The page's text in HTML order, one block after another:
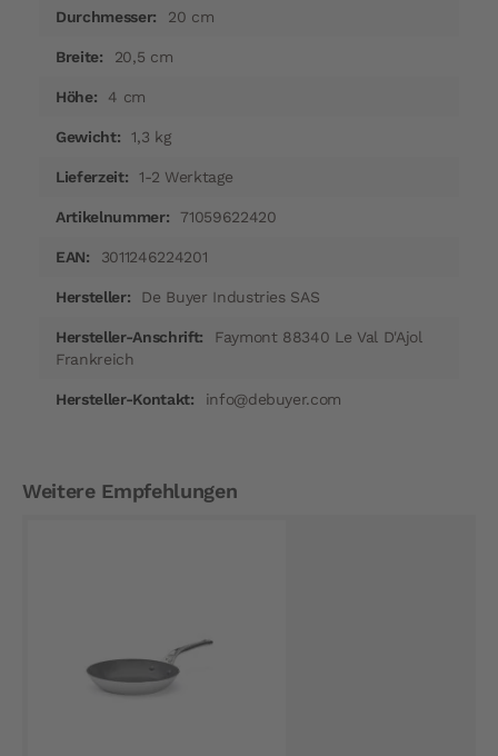
20 cm
20,5 cm
4 cm
1,3 kg
1-2 Werktage
71059622420
3011246224201
De Buyer Industries SAS
Faymont 88340 Le Val D'Ajol
Frankreich
info@debuyer.com
Weitere Empfehlungen